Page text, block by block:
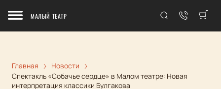
МАЛЫЙ ТЕАТР
Главная
Новости
Спектакль «Собачье сердце» в Малом театре: Новая
интерпретация классики Булгакова